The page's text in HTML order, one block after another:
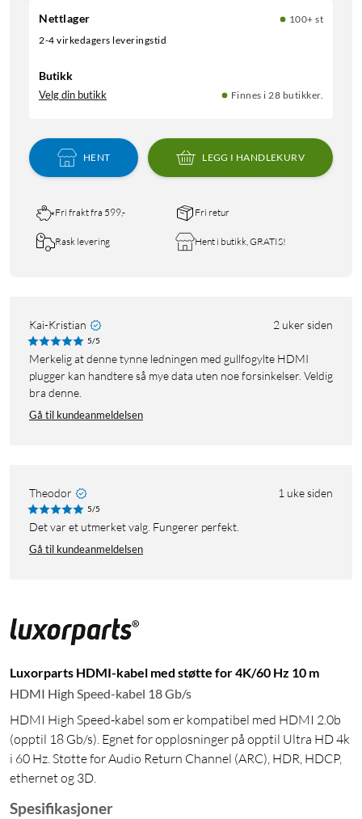
Nettlager
100+ st
2-4 virkedagers leveringstid
Butikk
Velg din butikk Finnes i 28 butikker.
HENT LEGG I HANDLEKURV
Fri frakt fra 599,- Fri retur
Rask levering Hent i butikk, GRATIS!
Kai-Kristian 2 uker siden
5/5
Merkelig at denne tynne ledningen med gullfogylte HDMI
plugger kan handtere så mye data uten noe forsinkelser. Veldig
bra denne.
Gå til kundeanmeldelsen
Theodor 1 uke siden
5/5
Det var et utmerket valg. Fungerer perfekt.
Gå til kundeanmeldelsen
Luxorparts HDMI-kabel med støtte for 4K/60 Hz 10 m
HDMI High Speed-kabel 18 Gb/s
HDMI High Speed-kabel som er kompatibel med HDMI 2.0b
(opptil 18 Gb/s). Egnet for oppløsninger på opptil Ultra HD 4k
i 60 Hz. Støtte for Audio Return Channel (ARC), HDR, HDCP,
ethernet og 3D.
Spesifikasjoner